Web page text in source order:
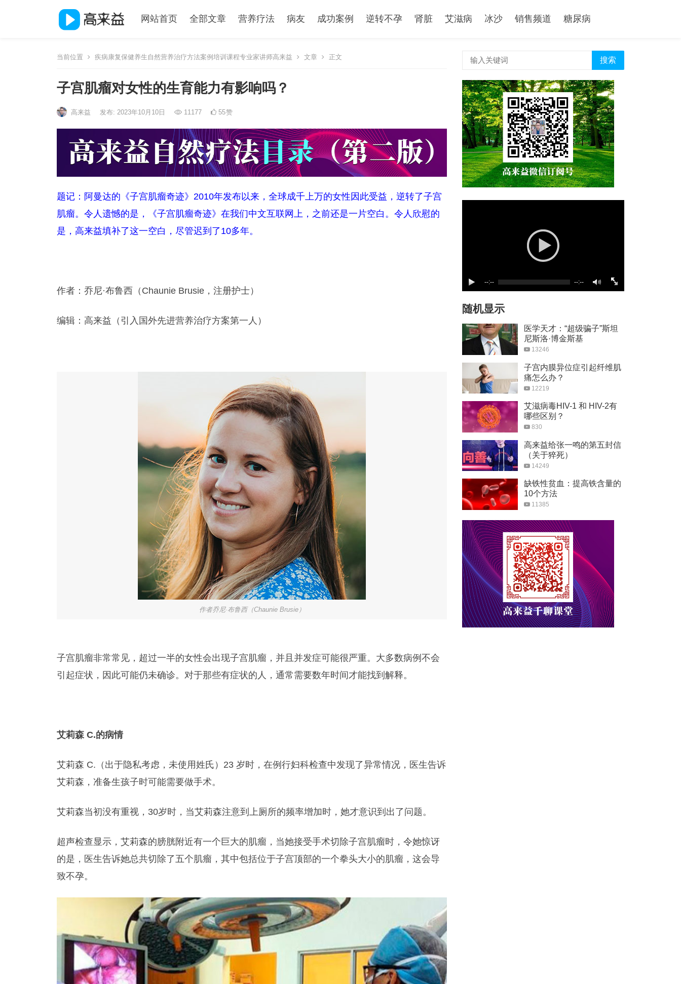
网站首页 全部文章 营养疗法 病友 成功案例 逆转不孕 肾脏 艾滋病 冰沙 销售频道 糖尿病
当前位置 疾病康复保健养生自然营养治疗方法案例培训课程专业家讲师高来益 文章 正文
子宫肌瘤对女性的生育能力有影响吗？
高来益 发布: 2023年10月10日 11177 55赞
题记：阿曼达的《子宫肌瘤奇迹》2010年发布以来，全球成千上万的女性因此受益，逆转了子宫
肌瘤。令人遗憾的是，《子宫肌瘤奇迹》在我们中文互联网上，之前还是一片空白。令人欣慰的
是，高来益填补了这一空白，尽管迟到了10多年。
作者：乔尼·布鲁西（Chaunie Brusie，注册护士）
编辑：高来益（引入国外先进营养治疗方案第一人）
作者乔尼·布鲁西（Chaunie Brusie）
子宫肌瘤非常常见，超过一半的女性会出现子宫肌瘤，并且并发症可能很严重。大多数病例不会
引起症状，因此可能仍未确诊。对于那些有症状的人，通常需要数年时间才能找到解释。
艾莉森 C.的病情
艾莉森 C.（出于隐私考虑，未使用姓氏）23 岁时，在例行妇科检查中发现了异常情况，医生告诉
艾莉森，准备生孩子时可能需要做手术。
艾莉森当初没有重视，30岁时，当艾莉森注意到上厕所的频率增加时，她才意识到出了问题。
超声检查显示，艾莉森的膀胱附近有一个巨大的肌瘤，当她接受手术切除子宫肌瘤时，令她惊讶
的是，医生告诉她总共切除了五个肌瘤，其中包括位于子宫顶部的一个拳头大小的肌瘤，这会导
致不孕。
搜索
--:-- --:--
随机显示
医学天才：“超级骗子”斯坦
尼斯洛·博金斯基
13246
子宫内膜异位症引起纤维肌
痛怎么办？
12219
艾滋病毒HIV-1 和 HIV-2有
哪些区别？
830
高来益给张一鸣的第五封信
（关于猝死）
14249
缺铁性贫血：提高铁含量的
10个方法
11385